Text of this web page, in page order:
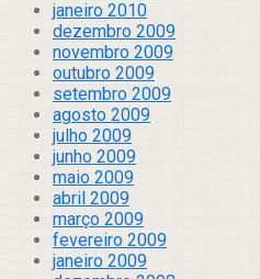
janeiro 2010
dezembro 2009
novembro 2009
outubro 2009
setembro 2009
agosto 2009
julho 2009
junho 2009
maio 2009
abril 2009
março 2009
fevereiro 2009
janeiro 2009